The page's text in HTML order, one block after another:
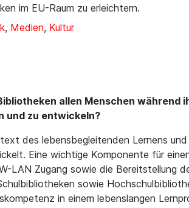
im EU-Raum zu erleichtern.
, Medien, Kultur
allen Menschen während
und zu entwickeln?
des lebensbegleitenden Lernens
Eine wichtige Komponente für
LAN Zugang sowie die Bereitstellung
sowie
in einem lebenslangen